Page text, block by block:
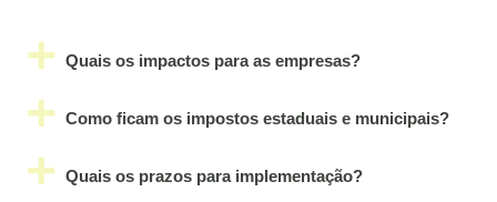
Quais os impactos para as empresas?
Como ficam os impostos estaduais e municipais?
Quais os prazos para implementação?